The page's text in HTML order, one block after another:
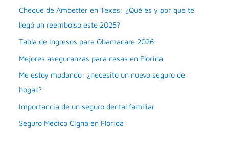
Cheque de Ambetter en Texas: ¿Qué es y por qué te
llegó un reembolso este 2025?
Tabla de Ingresos para Obamacare 2026
Mejores aseguranzas para casas en Florida
Me estoy mudando: ¿necesito un nuevo seguro de
hogar?
Importancia de un seguro dental familiar
Seguro Médico Cigna en Florida